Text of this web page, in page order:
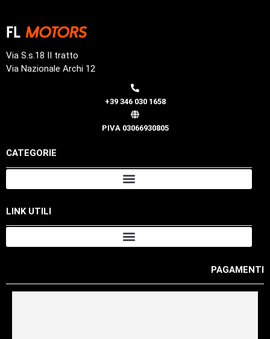
Via S.s.18 II tratto
Via Nazionale Archi 12
+39 346 030 1658
PIVA 03066930805
CATEGORIE
LINK UTILI
PAGAMENTI